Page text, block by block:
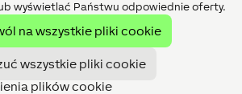
wyświetlać Państwu odpowiednie oferty.
na wszystkie pliki cookie
wszystkie pliki cookie
plików cookie